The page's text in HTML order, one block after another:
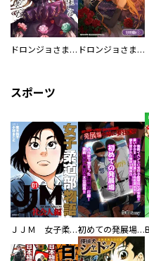
ドロンジョさまは転生しても悪役令嬢のままだった ドロンジョさまは転生しても悪役令嬢のままだった【分冊版】
スポーツ
ＪＪＭ 女子柔道部物語 社会人編 初めての発展場 【白抜き修正版】